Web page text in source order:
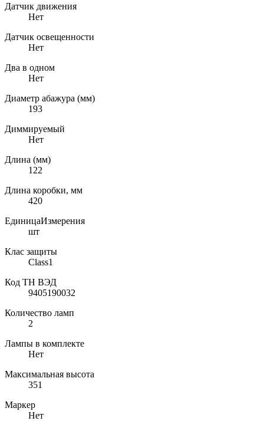
Датчик движения
Нет
Датчик освещенности
Нет
Два в одном
Нет
Диаметр абажура (мм)
193
Диммируемый
Нет
Длина (мм)
122
Длина коробки, мм
420
ЕдиницаИзмерения
шт
Клас защиты
Class1
Код ТН ВЭД
9405190032
Количество ламп
2
Лампы в комплекте
Нет
Максимальная высота
351
Маркер
Нет